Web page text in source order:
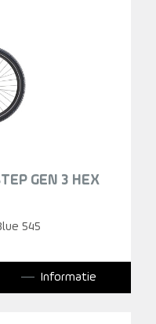
GEN 3 HEX
545
Informatie